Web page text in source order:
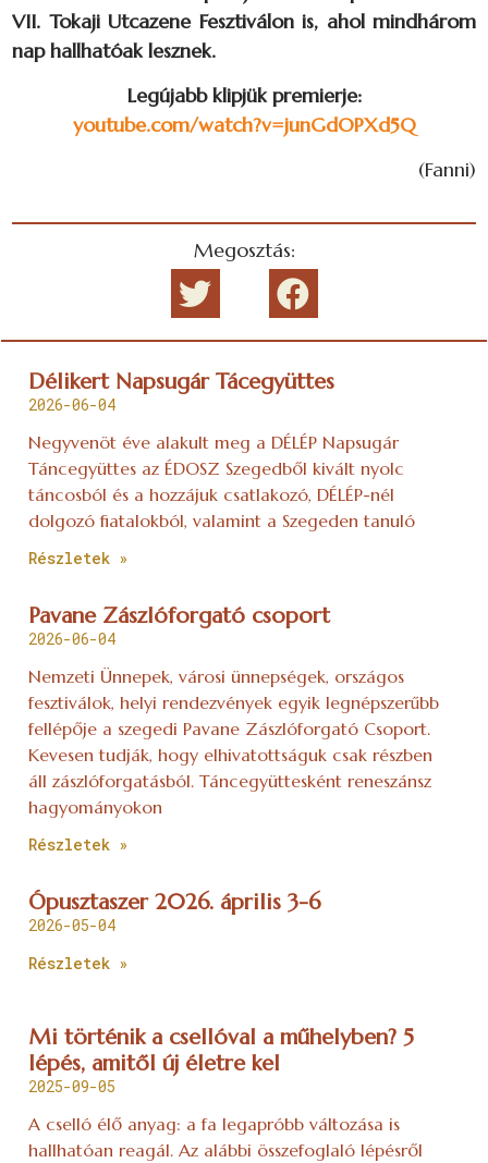
VII. Tokaji Utcazene Fesztiválon is, ahol mindhárom
nap hallhatóak lesznek.
Legújabb klipjük premierje:
youtube.com/watch?v=junGdOPXd5Q
(Fanni)
Megosztás:
Délikert Napsugár Tácegyüttes
2026-06-04
Negyvenöt éve alakult meg a DÉLÉP Napsugár
Táncegyüttes az ÉDOSZ Szegedből kivált nyolc
táncosból és a hozzájuk csatlakozó, DÉLÉP-nél
dolgozó fiatalokból, valamint a Szegeden tanuló
Részletek »
Pavane Zászlóforgató csoport
2026-06-04
Nemzeti Ünnepek, városi ünnepségek, országos
fesztiválok, helyi rendezvények egyik legnépszerűbb
fellépője a szegedi Pavane Zászlóforgató Csoport.
Kevesen tudják, hogy elhivatottságuk csak részben
áll zászlóforgatásból. Táncegyüttesként reneszánsz
hagyományokon
Részletek »
Ópusztaszer 2026. április 3-6
2026-05-04
Részletek »
Mi történik a csellóval a műhelyben? 5
lépés, amitől új életre kel
2025-09-05
A cselló élő anyag: a fa legapróbb változása is
hallhatóan reagál. Az alábbi összefoglaló lépésről